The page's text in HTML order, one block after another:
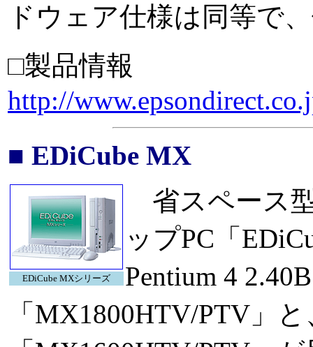
ドウェア仕様は同等で
□製品情報
http://
■ EDiCube MX
EDiCube MXシリーズ
省スペース
ップPC「
Pentium 4
「MX1800HTV/PTV」